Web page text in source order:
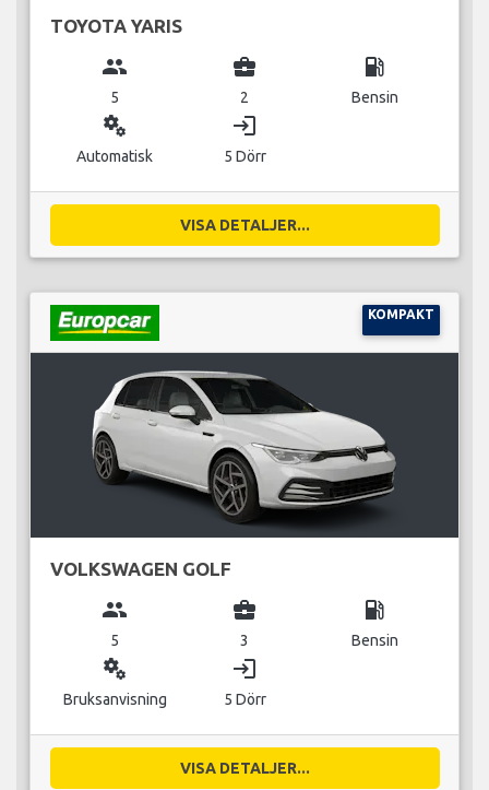
TOYOTA YARIS
group
5
business_center
2
local_gas_station
Bensin
miscellaneous_services
Automatisk
login
5 Dörr
VISA DETALJER...
KOMPAKT
VOLKSWAGEN GOLF
group
5
business_center
3
local_gas_station
Bensin
miscellaneous_services
Bruksanvisning
login
5 Dörr
VISA DETALJER...